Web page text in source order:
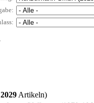
2029Artikeln)